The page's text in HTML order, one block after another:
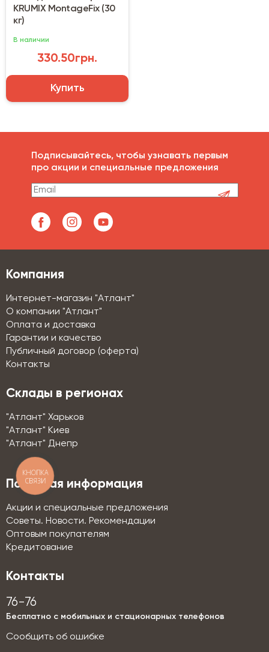
KRUMIX MontageFix (30
кг)
В наличии
330.50грн.
Купить
Подписывайтесь, чтобы узнавать первым
про акции и специальные предложения
Компания
Интернет-магазин "Атлант"
О компании "Атлант"
Оплата и доставка
Гарантии и качество
Публичный договор (оферта)
Контакты
Склады в регионах
"Атлант" Харьков
"Атлант" Киев
"Атлант" Днепр
Полезная информация
Акции и специальные предложения
Советы. Новости. Рекомендации
Оптовым покупателям
Кредитование
Контакты
76-76
Бесплатно с мобильных и стационарных телефонов
Сообщить об ошибке
КНОПКА
СВЯЗИ